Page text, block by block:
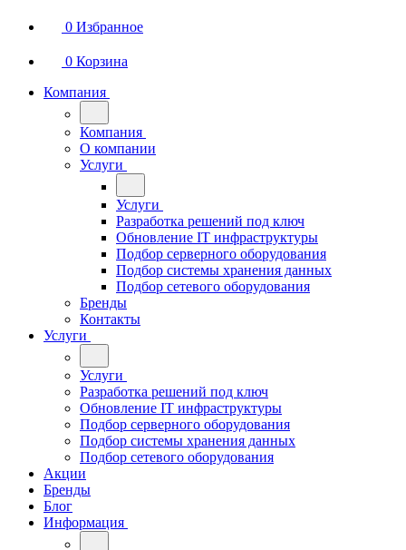
0 Избранное
0 Корзина
Компания
Компания
О компании
Услуги
Услуги
Разработка решений под ключ
Обновление IT инфраструктуры
Подбор серверного оборудования
Подбор системы хранения данных
Подбор сетевого оборудования
Бренды
Контакты
Услуги
Услуги
Разработка решений под ключ
Обновление IT инфраструктуры
Подбор серверного оборудования
Подбор системы хранения данных
Подбор сетевого оборудования
Акции
Бренды
Блог
Информация